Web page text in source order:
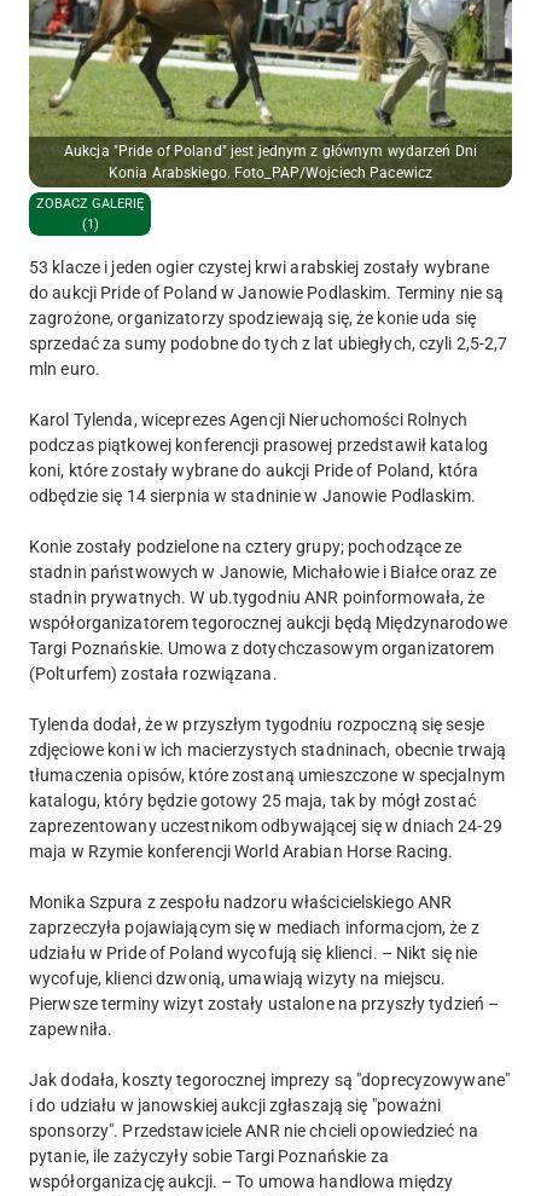
Aukcja "Pride of Poland" jest jednym z głównym wydarzeń Dni
Konia Arabskiego. Foto_PAP/Wojciech Pacewicz
ZOBACZ GALERIĘ
(1)
53 klacze i jeden ogier czystej krwi arabskiej zostały wybrane
do aukcji Pride of Poland w Janowie Podlaskim. Terminy nie są
zagrożone, organizatorzy spodziewają się, że konie uda się
sprzedać za sumy podobne do tych z lat ubiegłych, czyli 2,5-2,7
mln euro.
Karol Tylenda, wiceprezes Agencji Nieruchomości Rolnych
podczas piątkowej konferencji prasowej przedstawił katalog
koni, które zostały wybrane do aukcji Pride of Poland, która
odbędzie się 14 sierpnia w stadninie w Janowie Podlaskim.
Konie zostały podzielone na cztery grupy; pochodzące ze
stadnin państwowych w Janowie, Michałowie i Białce oraz ze
stadnin prywatnych. W ub.tygodniu ANR poinformowała, że
współorganizatorem tegorocznej aukcji będą Międzynarodowe
Targi Poznańskie. Umowa z dotychczasowym organizatorem
(Polturfem) została rozwiązana.
Tylenda dodał, że w przyszłym tygodniu rozpoczną się sesje
zdjęciowe koni w ich macierzystych stadninach, obecnie trwają
tłumaczenia opisów, które zostaną umieszczone w specjalnym
katalogu, który będzie gotowy 25 maja, tak by mógł zostać
zaprezentowany uczestnikom odbywającej się w dniach 24-29
maja w Rzymie konferencji World Arabian Horse Racing.
Monika Szpura z zespołu nadzoru właścicielskiego ANR
zaprzeczyła pojawiającym się w mediach informacjom, że z
udziału w Pride of Poland wycofują się klienci. – Nikt się nie
wycofuje, klienci dzwonią, umawiają wizyty na miejscu.
Pierwsze terminy wizyt zostały ustalone na przyszły tydzień –
zapewniła.
Jak dodała, koszty tegorocznej imprezy są "doprecyzowywane"
i do udziału w janowskiej aukcji zgłaszają się "poważni
sponsorzy". Przedstawiciele ANR nie chcieli opowiedzieć na
pytanie, ile zażyczyły sobie Targi Poznańskie za
współorganizację aukcji. – To umowa handlowa między